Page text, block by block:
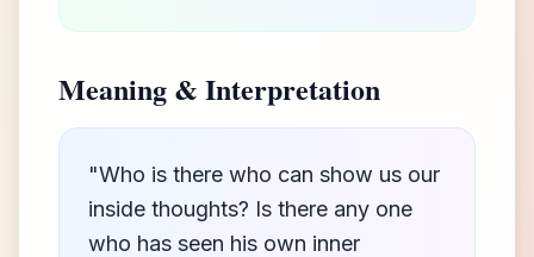
Meaning & Interpretation
"Who is there who can show us our
inside thoughts? Is there any one
who has seen his own inner